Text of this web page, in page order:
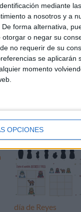
mediante
a nosotros y a
forma alternativa,
o negar su
no requerir de su
se
momento
OPCIONES
PDF
día de Reyes